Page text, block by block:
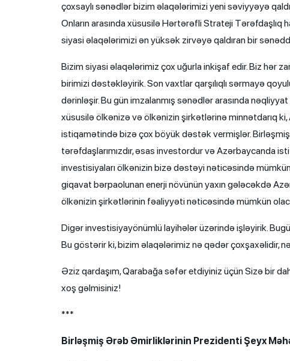
çoxsaylı sənədlər bizim əlaqələrimizi yeni səviyyəyə
Onların arasında xüsusilə Hərtərəfli Strateji Tərəfdaşlıq
siyasi əlaqələrimizi ən yüksək zirvəyə qaldıran bir
Bizim siyasi əlaqələrimiz çox uğurla inkişaf edir. Biz hər
birimizi dəstəkləyirik. Son vaxtlar qarşılıqlı sərmayə
dərinləşir. Bu gün imzalanmış sənədlər arasında
xüsusilə ölkənizə və ölkənizin şirkətlərinə minnətdarıq
istiqamətində bizə çox böyük dəstək vermişlər.
tərəfdaşlarımızdır, əsas investordur və Azərbaycanda
investisiyaları ölkənizin bizə dəstəyi nəticəsində mümkün
giqavat bərpaolunan enerji növünün yaxın gələcəkdə
ölkənizin şirkətlərinin fəaliyyəti nəticəsində mümkün
Digər investisiyayönümlü layihələr üzərində işləyirik.
Bu göstərir ki, bizim əlaqələrimiz nə qədər çoxşaxəlidir,
Əziz qardaşım, Qarabağa səfər etdiyiniz üçün Sizə bir
xoş gəlmisiniz!
***
Birləşmiş Ərəb Əmirliklərinin Prezidenti Şeyx